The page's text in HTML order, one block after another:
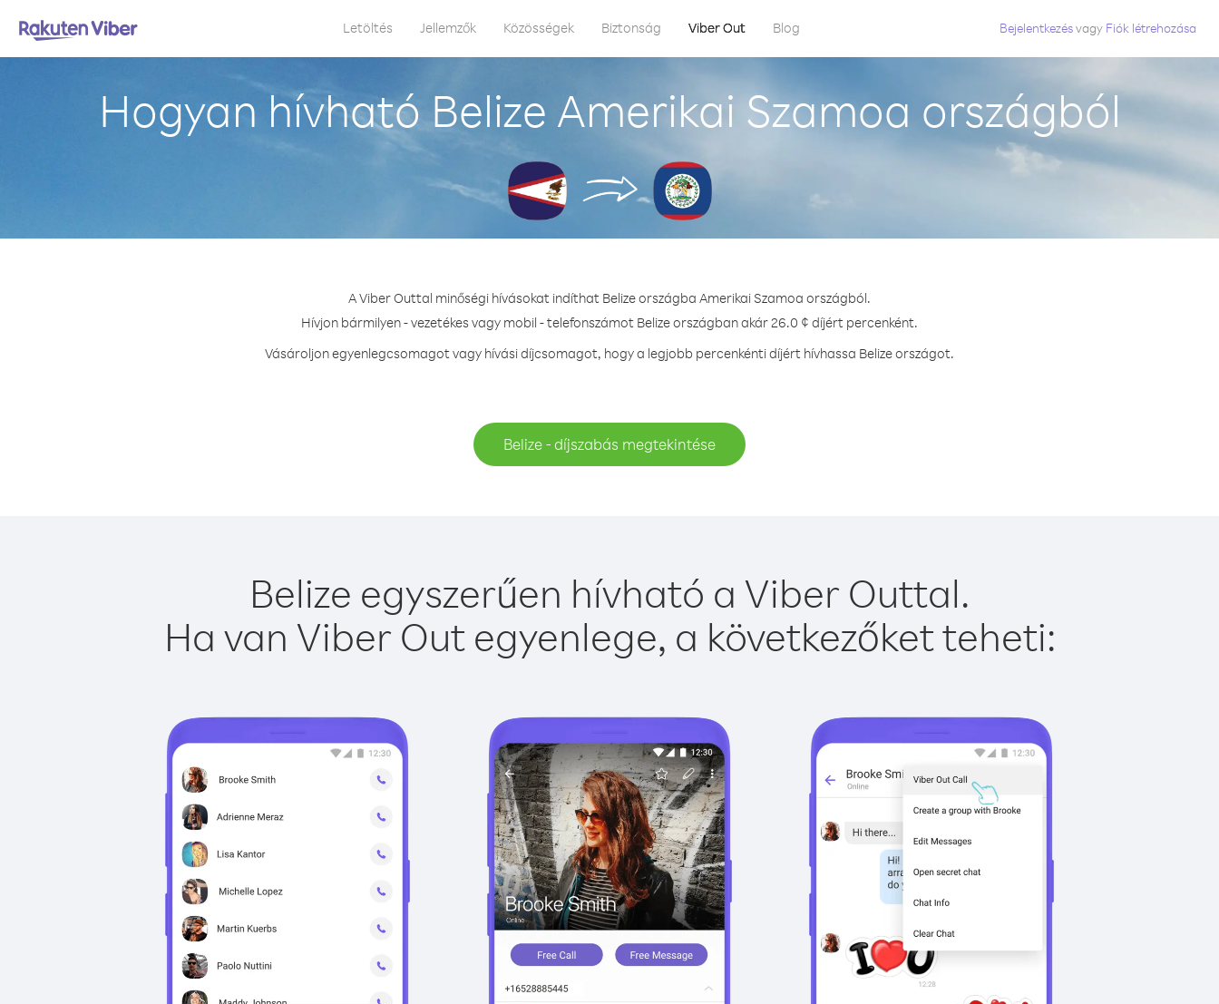
Letöltés Jellemzők Közösségek Biztonság Viber Out Blog Bejelentkezésvagy Fiók létrehozása
Hogyan hívható Belize Amerikai Szamoa országból
A Viber Outtal minőségi hívásokat indíthat Belize országba Amerikai Szamoa országból.
Hívjon bármilyen - vezetékes vagy mobil - telefonszámot Belize országban akár 26.0 ¢ díjért percenként.
Vásároljon egyenlegcsomagot vagy hívási díjcsomagot, hogy a legjobb percenkénti díjért hívhassa Belize országot.
Belize - díjszabás megtekintése
Belize egyszerűen hívható a Viber Outtal.
Ha van Viber Out egyenlege, a következőket teheti: